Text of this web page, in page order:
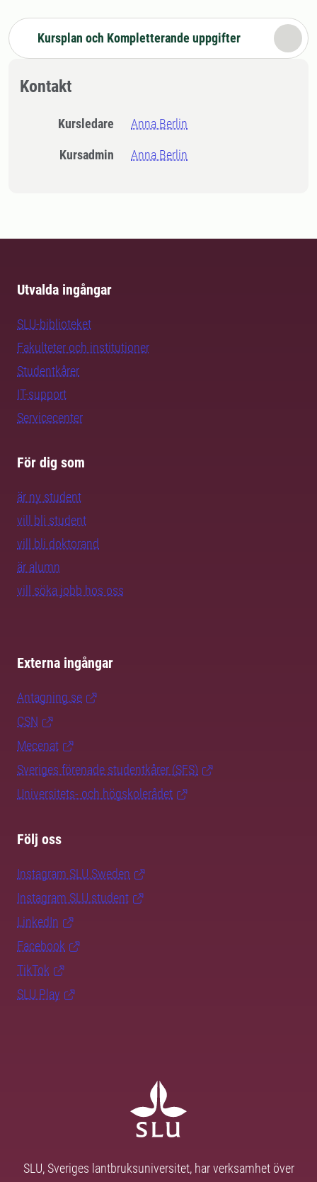
Kursplan och Kompletterande uppgifter
Kontakt
Kursledare Anna Berlin
Kursadmin Anna Berlin
Utvalda ingångar
SLU-biblioteket
Fakulteter och institutioner
Studentkårer
IT-support
Servicecenter
För dig som
är ny student
vill bli student
vill bli doktorand
är alumn
vill söka jobb hos oss
Externa ingångar
Antagning.se
CSN
Mecenat
Sveriges förenade studentkårer (SFS)
Universitets- och högskolerådet
Följ oss
Instagram SLU.Sweden
Instagram SLU.student
LinkedIn
Facebook
TikTok
SLU Play
SLU, Sveriges lantbruksuniversitet, har verksamhet över